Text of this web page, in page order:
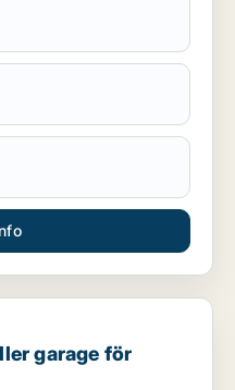
för uthyrning i Lerum
garage för